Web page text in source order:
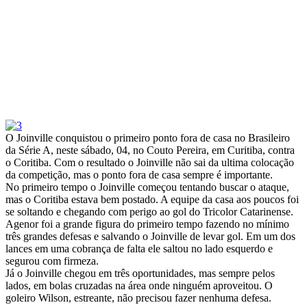
O Joinville conquistou o primeiro ponto fora de casa no Brasileiro
da Série A, neste sábado, 04, no Couto Pereira, em Curitiba, contra
o Coritiba. Com o resultado o Joinville não sai da ultima colocação
da competição, mas o ponto fora de casa sempre é importante.
No primeiro tempo o Joinville começou tentando buscar o ataque,
mas o Coritiba estava bem postado. A equipe da casa aos poucos foi
se soltando e chegando com perigo ao gol do Tricolor Catarinense.
Agenor foi a grande figura do primeiro tempo fazendo no mínimo
três grandes defesas e salvando o Joinville de levar gol. Em um dos
lances em uma cobrança de falta ele saltou no lado esquerdo e
segurou com firmeza.
Já o Joinville chegou em três oportunidades, mas sempre pelos
lados, em bolas cruzadas na área onde ninguém aproveitou. O
goleiro Wilson, estreante, não precisou fazer nenhuma defesa.